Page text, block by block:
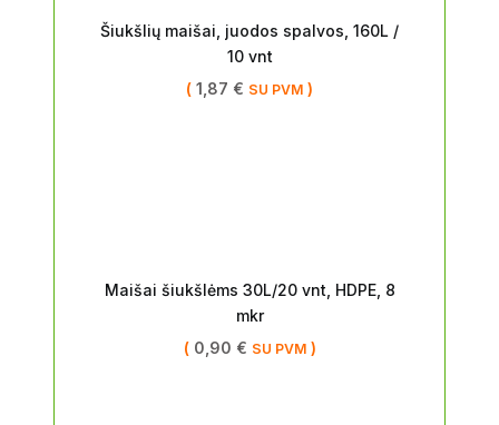
Šiukšlių maišai, juodos spalvos, 160L /
10 vnt
( 1,87 € SU PVM )
Maišai šiukšlėms 30L/20 vnt, HDPE, 8
mkr
( 0,90 € SU PVM)